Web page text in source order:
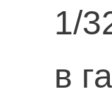
1/
в